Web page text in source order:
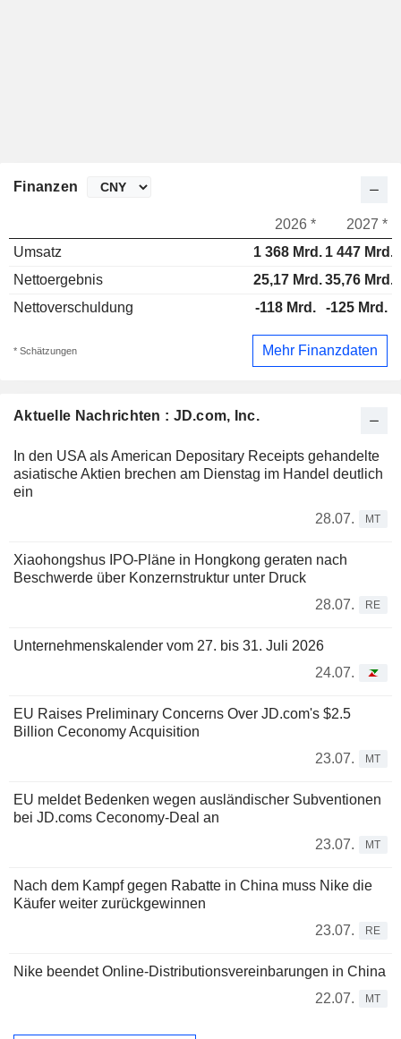
Aktuelle Nachrichten : JD.com, Inc.
In den USA als American Depositary Receipts gehandelte
asiatische Aktien brechen am Dienstag im Handel deutlich
ein
28.07.
MT
Xiaohongshus IPO-Pläne in Hongkong geraten nach
Beschwerde über Konzernstruktur unter Druck
28.07.
RE
Unternehmenskalender vom 27. bis 31. Juli 2026
24.07.
EU Raises Preliminary Concerns Over JD.com's $2.5
Billion Ceconomy Acquisition
23.07.
MT
EU meldet Bedenken wegen ausländischer Subventionen
bei JD.coms Ceconomy-Deal an
23.07.
MT
Nach dem Kampf gegen Rabatte in China muss Nike die
Käufer weiter zurückgewinnen
23.07.
RE
Nike beendet Online-Distributionsvereinbarungen in China
22.07.
MT
Finanzen
2026 *
2027 *
Umsatz
1 368 Mrd. 1 447 Mrd.
Nettoergebnis
25,17 Mrd.35,76 Mrd.
Nettoverschuldung
-118 Mrd. -125 Mrd.
* Schätzungen Mehr Finanzdaten